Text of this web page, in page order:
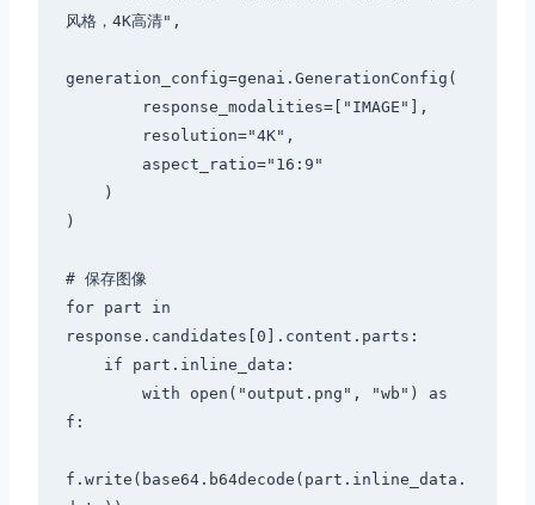
风格，4K高清",
generation_config=genai.GenerationConfig(
)
# 保存图像
for part in
response.candidates[0].content.parts:
f:
f.write(base64.b64decode(part.inline_data.